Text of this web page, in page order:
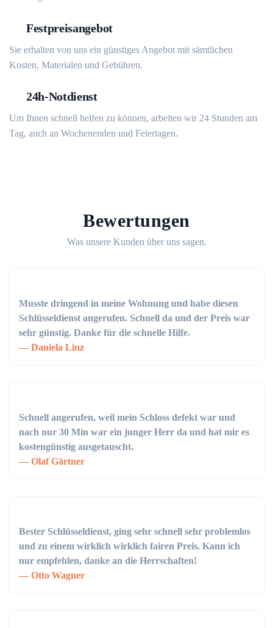
Festpreisangebot
Sie erhalten von uns ein günstiges Angebot mit sämtlichen
Kosten, Materialen und Gebühren.
24h-Notdienst
Um Ihnen schnell helfen zu können, arbeiten wir 24 Stunden am
Tag, auch an Wochenenden und Feiertagen.
Bewertungen
Was unsere Kunden über uns sagen.
Musste dringend in meine Wohnung und habe diesen
Schlüsseldienst angerufen. Schnell da und der Preis war
sehr günstig. Danke für die schnelle Hilfe.
Daniela Linz
Schnell angerufen, weil mein Schloss defekt war und
nach nur 30 Min war ein junger Herr da und hat mir es
kostengünstig ausgetauscht.
Olaf Gärtner
Bester Schlüsseldienst, ging sehr schnell sehr problemlos
und zu einem wirklich wirklich fairen Preis. Kann ich
nur empfehlen, danke an die Herrschaften!
Otto Wagner